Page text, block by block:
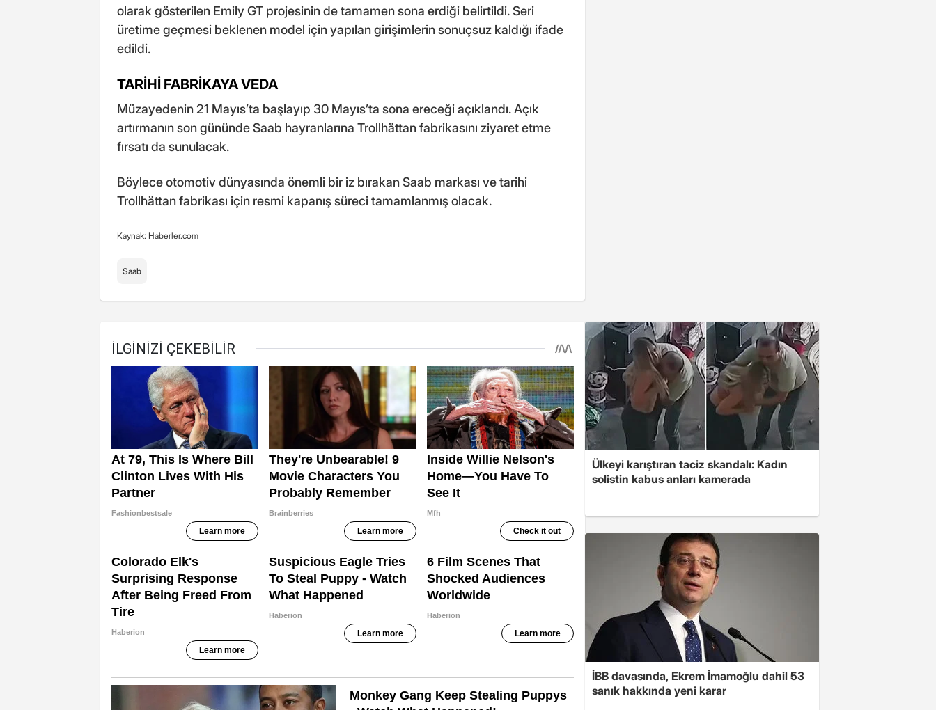
olarak gösterilen Emily GT projesinin de tamamen sona erdiği belirtildi. Seri
üretime geçmesi beklenen model için yapılan girişimlerin sonuçsuz kaldığı ifade
edildi.
TARİHİ FABRİKAYA VEDA
Müzayedenin 21 Mayıs’ta başlayıp 30 Mayıs’ta sona ereceği açıklandı. Açık
artırmanın son gününde Saab hayranlarına Trollhättan fabrikasını ziyaret etme
fırsatı da sunulacak.
Böylece otomotiv dünyasında önemli bir iz bırakan Saab markası ve tarihi
Trollhättan fabrikası için resmi kapanış süreci tamamlanmış olacak.
Kaynak: Haberler.com
Saab
Ülkeyi karıştıran taciz skandalı: Kadın
solistin kabus anları kamerada
İBB davasında, Ekrem İmamoğlu dahil 53
sanık hakkında yeni karar